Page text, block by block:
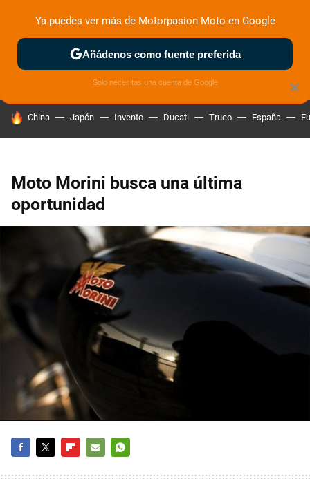
ZONA DE PRUEBAS DEPORTIVAS MOTOS ELÉCTRICAS
HOY SE HABLA DE
China Japón Invento Ducati Truco España
Moto Morini busca una última
oportunidad
×
Ya puedes ver más de Motorpasion Moto en Google
Añádenos como fuente preferida
Solo necesitas una cuenta de Google